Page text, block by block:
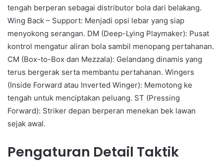
tengah berperan sebagai distributor bola dari belakang.
Wing Back – Support: Menjadi opsi lebar yang siap
menyokong serangan. DM (Deep-Lying Playmaker): Pusat
kontrol mengatur aliran bola sambil menopang pertahanan.
CM (Box-to-Box dan Mezzala): Gelandang dinamis yang
terus bergerak serta membantu pertahanan. Wingers
(Inside Forward atau Inverted Winger): Memotong ke
tengah untuk menciptakan peluang. ST (Pressing
Forward): Striker depan berperan menekan bek lawan
sejak awal.
Pengaturan Detail Taktik